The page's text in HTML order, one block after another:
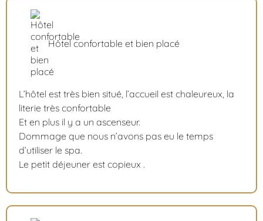
Hôtel confortable et bien placé
L’hôtel est très bien situé, l’accueil est chaleureux, la
literie très confortable
Et en plus il y a un ascenseur.
Dommage que nous n’avons pas eu le temps
d’utiliser le spa.
Le petit déjeuner est copieux .